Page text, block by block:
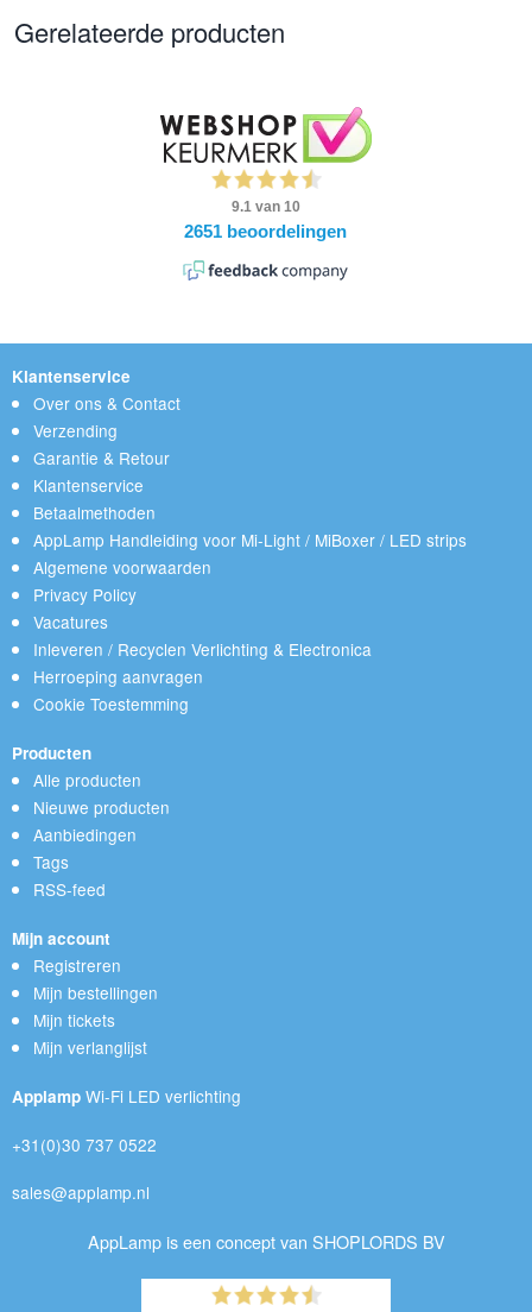
Gerelateerde producten
Klantenservice
Over ons & Contact
Verzending
Garantie & Retour
Klantenservice
Betaalmethoden
AppLamp Handleiding voor Mi-Light / MiBoxer / LED strips
Algemene voorwaarden
Privacy Policy
Vacatures
Inleveren / Recyclen Verlichting & Electronica
Herroeping aanvragen
Cookie Toestemming
Producten
Alle producten
Nieuwe producten
Aanbiedingen
Tags
RSS-feed
Mijn account
Registreren
Mijn bestellingen
Mijn tickets
Mijn verlanglijst
Applamp Wi-Fi LED verlichting
+31(0)30 737 0522
sales@applamp.nl
AppLamp is een concept van SHOPLORDS BV